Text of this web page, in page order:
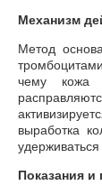
Механизм
Метод
чему кожа
выработка
удерживаться
Показания и